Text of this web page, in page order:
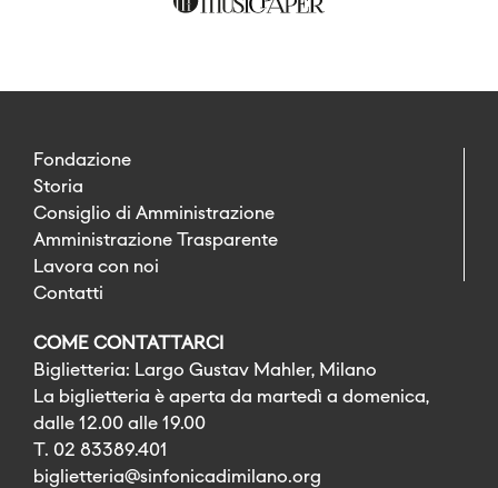
Fondazione
Storia
Consiglio di Amministrazione
Amministrazione Trasparente
Lavora con noi
Contatti
COME CONTATTARCI
Biglietteria: Largo Gustav Mahler, Milano
La biglietteria è aperta da martedì a domenica,
dalle 12.00 alle 19.00
T. 02 83389.401
biglietteria@sinfonicadimilano.org